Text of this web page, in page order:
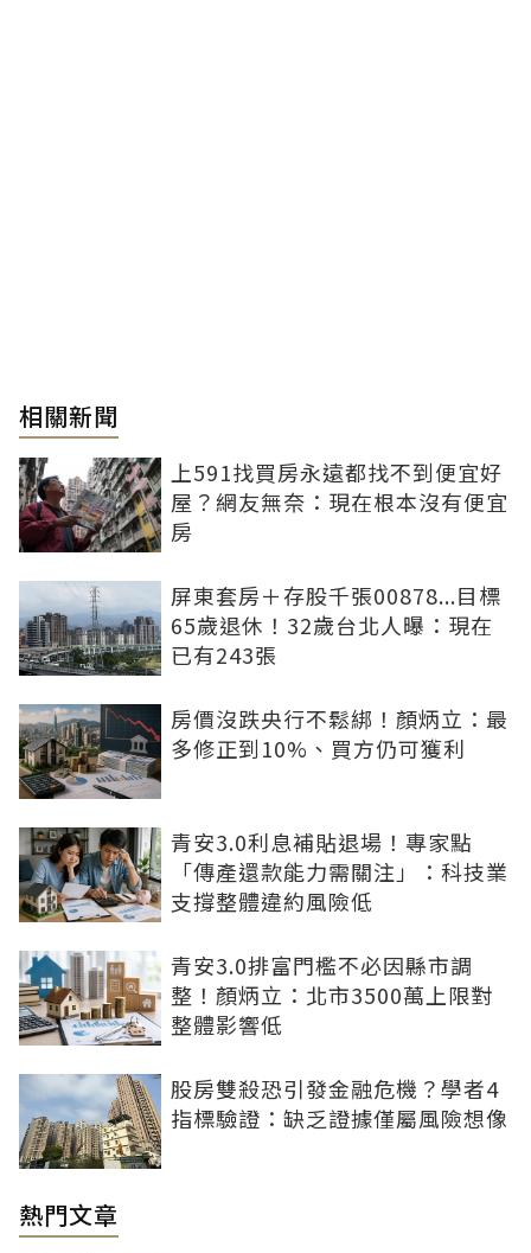
相關新聞
上591找買房永遠都找不到便宜好
屋？網友無奈：現在根本沒有便宜
房
屏東套房＋存股千張00878...目標
65歲退休！32歲台北人曝：現在
已有243張
房價沒跌央行不鬆綁！顏炳立：最
多修正到10%、買方仍可獲利
青安3.0利息補貼退場！專家點
「傳產還款能力需關注」：科技業
支撐整體違約風險低
青安3.0排富門檻不必因縣市調
整！顏炳立：北市3500萬上限對
整體影響低
股房雙殺恐引發金融危機？學者4
指標驗證：缺乏證據僅屬風險想像
熱門文章